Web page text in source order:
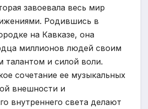
завоевала весь мир
Родившись в
на Кавказе, она
миллионов людей своим
талантом и силой воли.
сочетание ее музыкальных
внешности и
внутреннего света делают